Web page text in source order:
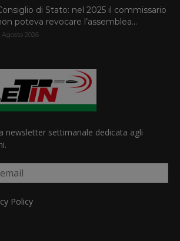
di Stato: nel 2025 il commissario
poteva revocare l’assemblea...
Agosto 2026
newsletter settimanale dedicata agli
Policy